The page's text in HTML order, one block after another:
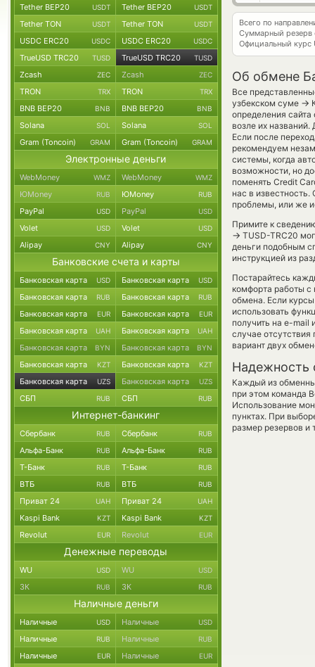
Всего по
Суммарный резерв
Официальный курс
Об обмене
Все
узбекском суме →
определения
возле их
Если после
рекомендуем
системы, когда
возможности, но
поменять Credit
нас в
проблемы, или же
Примите к
→ TUSD-TRC20
деньги подобным
инструкцией из
Постарайтесь
комфорта работы
обмена. Если
использовать
получить на e-mail
случае
вариант двух
Надежность
Каждый из
при этом команда
Использование
пунктах. При
размер резервов и
Tether BEP20 USDT Tether BEP20 USDT
Tether TON USDT Tether TON USDT
USDC ERC20 USDC USDC ERC20 USDC
TrueUSD TRC20 TUSD TrueUSD TRC20 TUSD
Zcash ZEC Zcash ZEC
TRON TRX TRON TRX
BNB BEP20 BNB BNB BEP20 BNB
Solana SOL Solana SOL
Gram (Toncoin) GRAM Gram (Toncoin) GRAM
Электронные деньги
WebMoney WMZ WebMoney WMZ
ЮMoney RUB ЮMoney RUB
PayPal USD PayPal USD
Volet USD Volet USD
Alipay CNY Alipay CNY
Банковские счета и карты
Банковская карта USD Банковская карта USD
Банковская карта RUB Банковская карта RUB
Банковская карта EUR Банковская карта EUR
Банковская карта UAH Банковская карта UAH
Банковская карта BYN Банковская карта BYN
Банковская карта KZT Банковская карта KZT
Банковская карта UZS Банковская карта UZS
СБП RUB СБП RUB
Интернет-банкинг
Сбербанк RUB Сбербанк RUB
Альфа-Банк RUB Альфа-Банк RUB
Т-Банк RUB Т-Банк RUB
ВТБ RUB ВТБ RUB
Приват 24 UAH Приват 24 UAH
Kaspi Bank KZT Kaspi Bank KZT
Revolut EUR Revolut EUR
Денежные переводы
WU USD WU USD
ЗК RUB ЗК RUB
Наличные деньги
Наличные USD Наличные USD
Наличные RUB Наличные RUB
Наличные EUR Наличные EUR